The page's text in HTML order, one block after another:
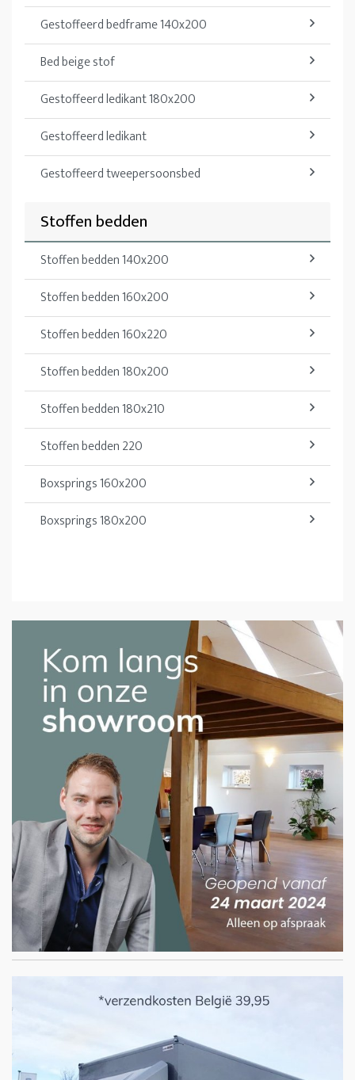
Gestoffeerd bedframe 140x200
Bed beige stof
Gestoffeerd ledikant 180x200
Gestoffeerd ledikant
Gestoffeerd tweepersoonsbed
Stoffen bedden
Stoffen bedden 140x200
Stoffen bedden 160x200
Stoffen bedden 160x220
Stoffen bedden 180x200
Stoffen bedden 180x210
Stoffen bedden 220
Boxsprings 160x200
Boxsprings 180x200